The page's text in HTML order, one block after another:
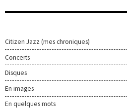
Citizen Jazz (mes chroniques)
Concerts
Disques
En images
En quelques mots